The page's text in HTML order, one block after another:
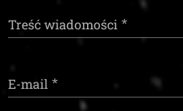
Treść wiadomości
E-mail